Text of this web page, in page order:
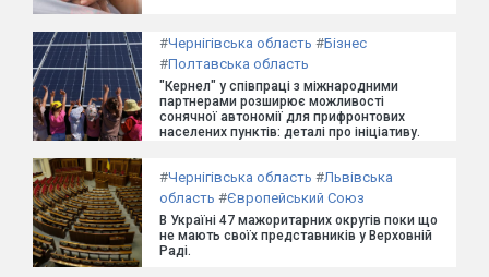
#Чернігівська область #Бізнес
#Полтавська область
"Кернел" у співпраці з міжнародними
партнерами розширює можливості
сонячної автономії для прифронтових
населених пунктів: деталі про ініціативу.
#Чернігівська область #Львівська
область #Європейський Союз
В Україні 47 мажоритарних округів поки що
не мають своїх представників у Верховній
Раді.